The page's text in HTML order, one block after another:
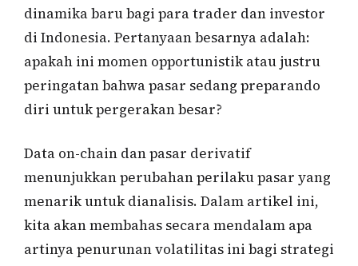
dinamika baru bagi para trader dan investor
di Indonesia. Pertanyaan besarnya adalah:
apakah ini momen opportunistik atau justru
peringatan bahwa pasar sedang preparando
diri untuk pergerakan besar?
Data on-chain dan pasar derivatif
menunjukkan perubahan perilaku pasar yang
menarik untuk dianalisis. Dalam artikel ini,
kita akan membahas secara mendalam apa
artinya penurunan volatilitas ini bagi strategi